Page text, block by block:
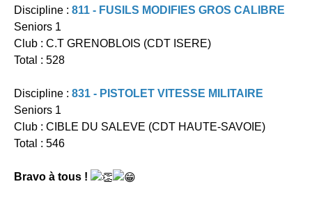
Discipline : 811 - FUSILS MODIFIES GROS CALIBRE
Seniors 1
Club : C.T GRENOBLOIS (CDT ISERE)
Total : 528
Discipline : 831 - PISTOLET VITESSE MILITAIRE
Seniors 1
Club : CIBLE DU SALEVE (CDT HAUTE-SAVOIE)
Total : 546
Bravo à tous !